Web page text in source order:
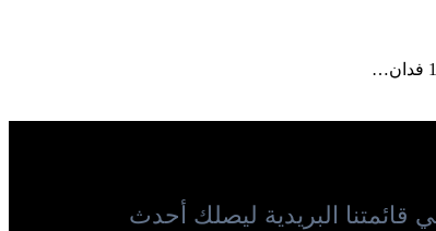
قائمتنا البريدية ليصلك أحدث